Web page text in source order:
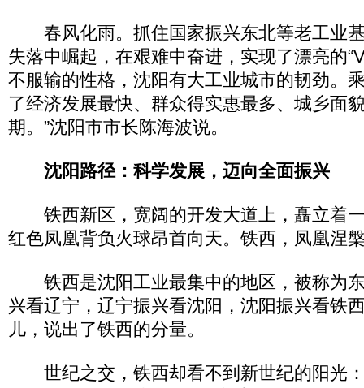
春风化雨。抓住国家振兴东北等老工业
失落中崛起，在艰难中奋进，实现了漂亮的
不服输的性格，沈阳有大工业城市的韧劲。
了经济发展最快、群众得实惠最多、城乡面
期。”沈阳市市长陈海波说。
沈阳路径：科学发展，迈向全面振兴
铁西新区，宽阔的开发大道上，矗立着
红色凤凰背负火球昂首向天。铁西，凤凰涅
铁西是沈阳工业最集中的地区，被称为东
兴看辽宁，辽宁振兴看沈阳，沈阳振兴看铁
儿，说出了铁西的分量。
世纪之交，铁西却看不到新世纪的阳光